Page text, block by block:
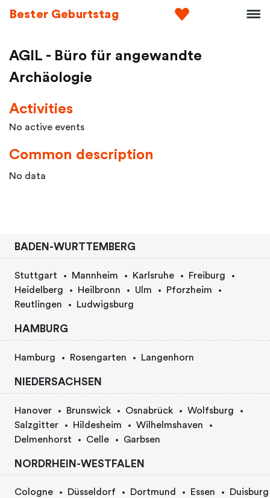
Bester Geburtstag
AGIL - Büro für angewandte
Archäologie
Activities
No active events
Common description
No data
BADEN-WURTTEMBERG
Stuttgart Mannheim Karlsruhe
Freiburg
Heidelberg
Heilbronn Ulm
Pforzheim
Reutlingen
Ludwigsburg
HAMBURG
Hamburg Rosengarten Langenhorn
NIEDERSACHSEN
Hanover Brunswick Osnabrück
Wolfsburg
Salzgitter
Hildesheim
Wilhelmshaven
Delmenhorst
Celle Garbsen
NORDRHEIN-WESTFALEN
Cologne Düsseldorf Dortmund Essen
Duisburg